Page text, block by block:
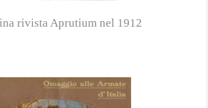
rivista Aprutium nel 1912